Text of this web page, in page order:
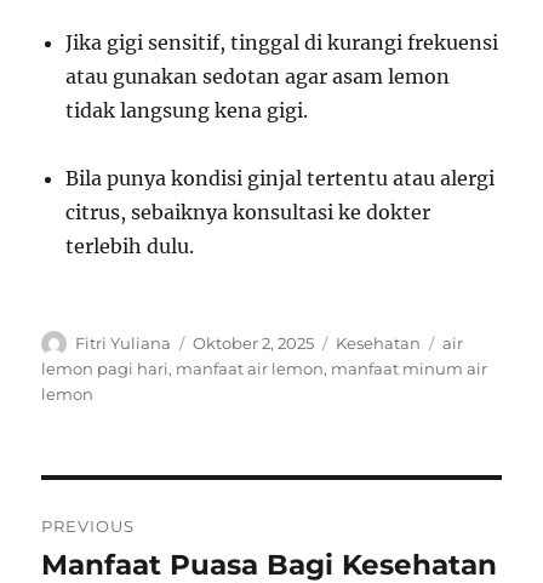
Jika gigi sensitif, tinggal di kurangi frekuensi
atau gunakan sedotan agar asam lemon
tidak langsung kena gigi.
Bila punya kondisi ginjal tertentu atau alergi
citrus, sebaiknya konsultasi ke dokter
terlebih dulu.
Author
Fitri Yuliana
Posted
on
Oktober 2, 2025 Categories
Kesehatan Tags
air
lemon pagi hari, manfaat air lemon, manfaat minum air
lemon
pos
PREVIOUS
Previous
Manfaat Puasa Bagi Kesehatan